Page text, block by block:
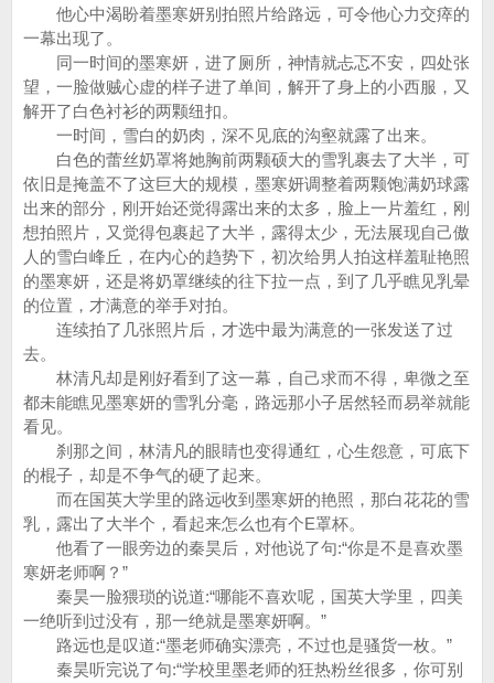
他心中渴盼着墨寒妍别拍照片给路远，可令他心力交瘁的
一幕出现了。
同一时间的墨寒妍，进了厕所，神情就忐忑不安，四处张
望，一脸做贼心虚的样子进了单间，解开了身上的小西服，又
解开了白色衬衫的两颗纽扣。
一时间，雪白的奶肉，深不见底的沟壑就露了出来。
白色的蕾丝奶罩将她胸前两颗硕大的雪乳裹去了大半，可
依旧是掩盖不了这巨大的规模，墨寒妍调整着两颗饱满奶球露
出来的部分，刚开始还觉得露出来的太多，脸上一片羞红，刚
想拍照片，又觉得包裹起了大半，露得太少，无法展现自己傲
人的雪白峰丘，在内心的趋势下，初次给男人拍这样羞耻艳照
的墨寒妍，还是将奶罩继续的往下拉一点，到了几乎瞧见乳晕
的位置，才满意的举手对拍。
连续拍了几张照片后，才选中最为满意的一张发送了过
去。
林清凡却是刚好看到了这一幕，自己求而不得，卑微之至
都未能瞧见墨寒妍的雪乳分毫，路远那小子居然轻而易举就能
看见。
刹那之间，林清凡的眼睛也变得通红，心生怨意，可底下
的棍子，却是不争气的硬了起来。
而在国英大学里的路远收到墨寒妍的艳照，那白花花的雪
乳，露出了大半个，看起来怎么也有个E罩杯。
他看了一眼旁边的秦昊后，对他说了句:“你是不是喜欢墨
寒妍老师啊？”
秦昊一脸猥琐的说道:“哪能不喜欢呢，国英大学里，四美
一绝听到过没有，那一绝就是墨寒妍啊。”
路远也是叹道:“墨老师确实漂亮，不过也是骚货一枚。”
秦昊听完说了句:“学校里墨老师的狂热粉丝很多，你可别